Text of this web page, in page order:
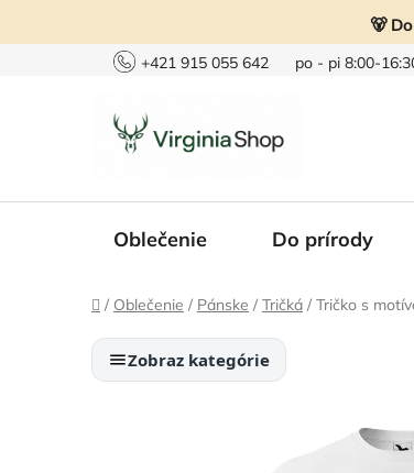
🐻
+421 915 055 642 po - pi 8:00-
Oblečenie Do prírody
Domov
/ Oblečenie / Pánske / Tričká / Tričko s
Zobraz kategórie